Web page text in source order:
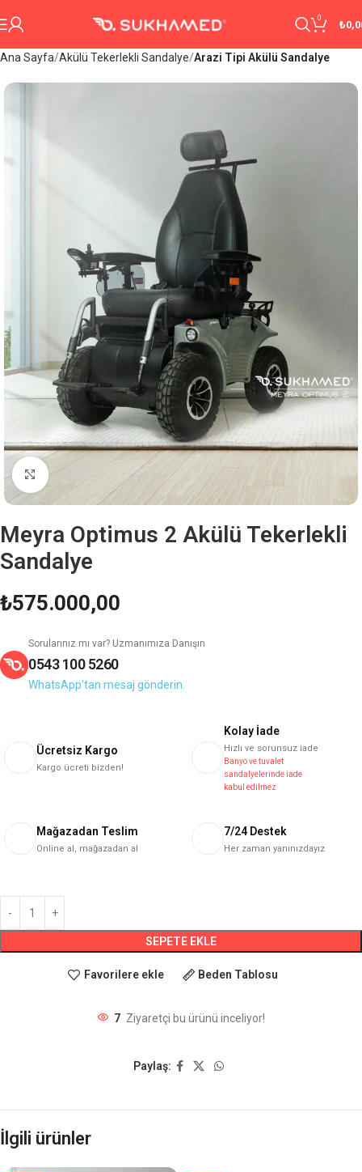
0
₺
Ana Sayfa Akülü Tekerlekli Sandalye Arazi Tipi Akülü Sandalye
Büyütmek için tıklayın
Meyra Optimus 2 Akülü Tekerlekli
Sandalye
₺575.000,00
Sorularınız mı var? Uzmanımıza Danışın
0543 100 5260
WhatsApp'tan mesaj gönderin.
Ücretsiz Kargo
Kargo ücreti bizden!
Kolay İade
Hızlı ve sorunsuz iade
Banyo ve tuvalet
sandalyelerinde iade
kabul edilmez
Mağazadan Teslim
Online al, mağazadan al
7/24 Destek
Her zaman yanınızdayız
SEPETE EKLE
Favorilere ekle Beden Tablosu
7 Ziyaretçi bu ürünü inceliyor!
Paylaş:
İlgili ürünler